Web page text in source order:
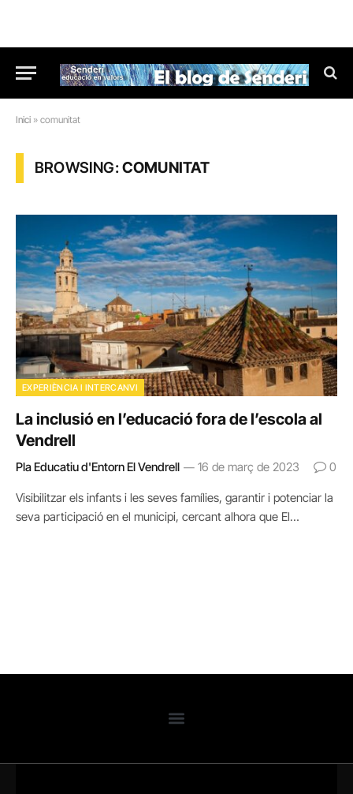
Inici » comunitat
BROWSING:COMUNITAT
EXPERIÈNCIA I INTERCANVI
La inclusió en l’educació fora de l’escola al
Vendrell
Pla Educatiu d'Entorn El Vendrell 16 de març de 2023 0
Visibilitzar els infants i les seves famílies, garantir i potenciar la
seva participació en el municipi, cercant alhora que El…